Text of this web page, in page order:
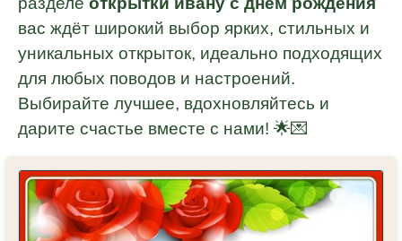
вас ждёт широкий выбор ярких, стильных и
уникальных открыток, идеально подходящих
для любых поводов и настроений.
Выбирайте лучшее, вдохновляйтесь и
дарите счастье вместе с нами! 🌟💌